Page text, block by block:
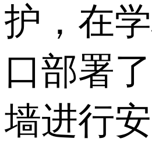
护，在
口部署
墙进行